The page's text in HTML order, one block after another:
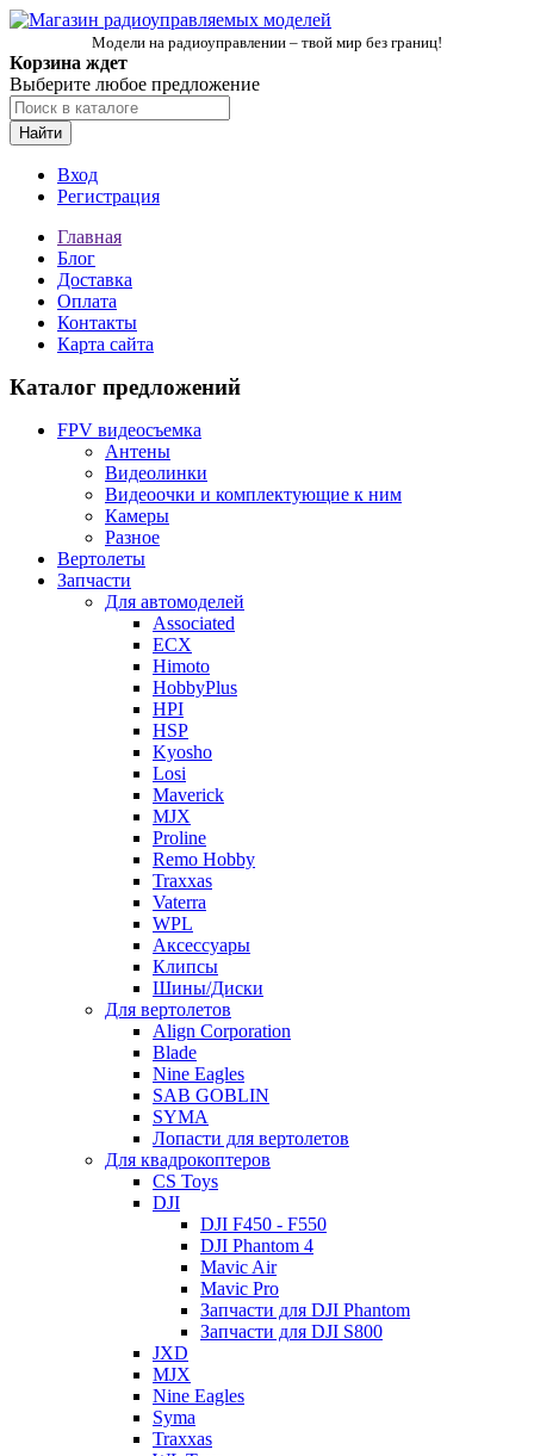
Модели на радиоуправлении – твой мир без границ!
Корзина ждет
Выберите любое предложение
Найти
Вход
Регистрация
Главная
Блог
Доставка
Оплата
Контакты
Карта сайта
Каталог предложений
FPV видеосъемка
Антены
Видеолинки
Видеоочки и комплектующие к ним
Камеры
Разное
Вертолеты
Запчасти
Для автомоделей
Associated
ECX
Himoto
HobbyPlus
HPI
HSP
Kyosho
Losi
Maverick
MJX
Proline
Remo Hobby
Traxxas
Vaterra
WPL
Аксессуары
Клипсы
Шины/Диски
Для вертолетов
Align Corporation
Blade
Nine Eagles
SAB GOBLIN
SYMA
Лопасти для вертолетов
Для квадрокоптеров
CS Toys
DJI
DJI F450 - F550
DJI Phantom 4
Mavic Air
Mavic Pro
Запчасти для DJI Phantom
Запчасти для DJI S800
JXD
MJX
Nine Eagles
Syma
Traxxas